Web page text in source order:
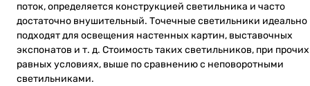
поток, определяется конструкцией светильника и часто
достаточно внушительный. Точечные светильники идеально
подходят для освещения настенных картин, выставочных
экспонатов и т. д. Стоимость таких светильников, при прочих
равных условиях, выше по сравнению с неповоротными
светильниками.